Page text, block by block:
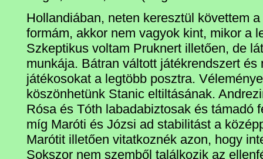
Hollandiában, neten keresztül követtem
formám, akkor nem vagyok kint, mikor a
Szkeptikus voltam Pruknert illetően, de
munkája. Bátran váltott játékrendszert és
játékosokat a legtöbb posztra.
köszönhetünk Stanic eltiltásának.
Rósa és Tóth labadabiztosak és támadó
míg Maróti és Józsi ad stabilitást a
Marótit illetően vitatkoznék azon, hogy
Sokszor nem szemből találkozik az